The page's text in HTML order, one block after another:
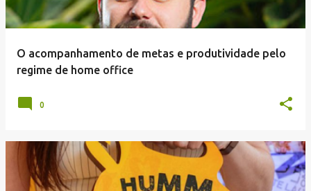
O acompanhamento de metas e produtividade pelo
regime de home office
0